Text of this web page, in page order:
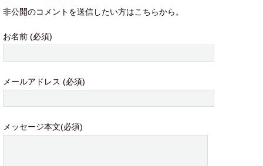
非公開のコメントを送信したい方はこちらから。
お名前 (必須)
メールアドレス (必須)
メッセージ本文(必須)